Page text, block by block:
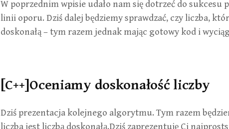
W poprzednim wpisie udało nam się dotrzeć do sukcesu
linii oporu. Dziś dalej będziemy sprawdzać, czy liczba,
doskonałą – tym razem jednak mając gotowy kod i
[C++]Oceniamy doskonałość liczby
Dziś prezentacja kolejnego algorytmu. Tym razem
liczba jest liczbą doskonałą.Dziś zaprezentuję Ci